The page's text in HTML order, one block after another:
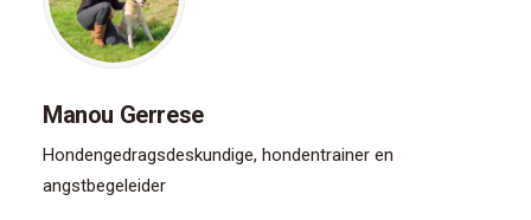
Manou Gerrese
Hondengedragsdeskundige, hondentrainer en
angstbegeleider